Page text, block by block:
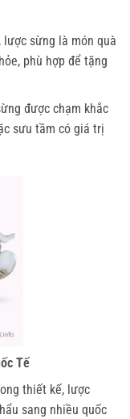
sừng là món quà
phù hợp để tặng
được chạm khắc
sưu tầm có giá trị
Tế
thiết kế, lược
sang nhiều quốc